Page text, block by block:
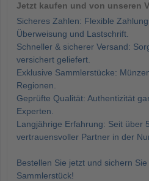
Jetzt kaufen und von unseren
Sicheres Zahlen: Flexible
Überweisung und Lastschrift.
Schneller & sicherer Versand:
versichert geliefert.
Exklusive Sammlerstücke:
Regionen.
Geprüfte Qualität: Authentizität
Experten.
Langjährige Erfahrung: Seit über
vertrauensvoller Partner in der
Bestellen Sie jetzt und sichern
Sammlerstück!